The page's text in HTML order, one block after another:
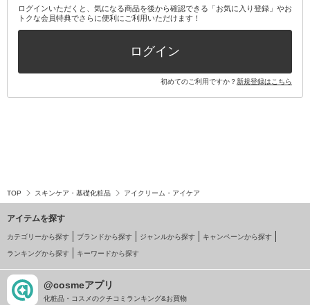
ログインいただくと、気になる商品を後から確認できる「お気に入り登録」やお
トクな会員特典でさらに便利にご利用いただけます！
ログイン
初めてのご利用ですか？新規登録はこちら
TOP スキンケア・基礎化粧品 アイクリーム・アイケア
アイテムを探す
カテゴリーから探す ブランドから探す ジャンルから探す キャンペーンから探す
ランキングから探す キーワードから探す
@cosmeアプリ
化粧品・コスメのクチコミランキング&お買物